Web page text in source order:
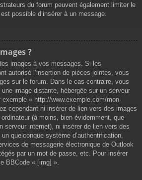
du forum peuvent également limiter le
possible d’insérer à un message.
?
images à vos messages. Si les
autorisé l’insertion de pièces jointes, vous
sur le forum. Dans le cas contraire, vous
image distante, hébergée sur un serveur
« http://www.exemple.com/mon-
cependant ni insérer de lien vers des images
(à moins, bien évidemment, que
serveur internet), ni insérer de lien vers des
quelconque système d’authentification,
de messagerie électronique de Outlook
par un mot de passe, etc. Pour insérer
BBCode « [img] ».